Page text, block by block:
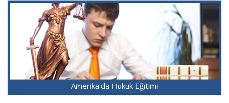
Amerika'da Hukuk Eğitimi